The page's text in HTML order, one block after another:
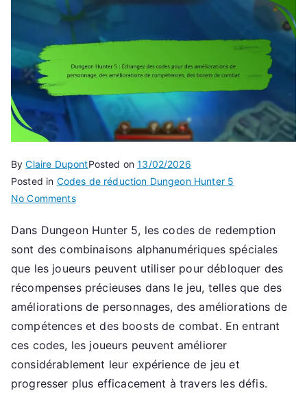
ByClaire DupontPosted on13/02/2026
Posted in Codes de réduction Dungeon Hunter 5
No Commentson
Hunter
5
:
Échangez
des
pour
des
améliorations
de
Dans Dungeon Hunter 5, les codes de redemption
sont des combinaisons alphanumériques spéciales
que les joueurs peuvent utiliser pour débloquer des
récompenses précieuses dans le jeu, telles que des
améliorations de personnages, des améliorations de
compétences et des boosts de combat. En entrant
ces codes, les joueurs peuvent améliorer
considérablement leur expérience de jeu et
progresser plus efficacement à travers les défis.